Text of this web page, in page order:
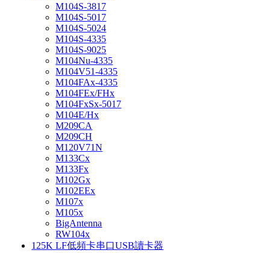
M104S-3817
M104S-5017
M104S-5024
M104S-4335
M104S-9025
M104Nu-4335
M104V51-4335
M104FAx-4335
M104FEx/FHx
M104FxSx-5017
M104E/Hx
M209CA
M209CH
M120V71N
M133Cx
M133Fx
M102Gx
M102EEx
M107x
M105x
BigAntenna
RW104x
125K LF低頻卡串口USB讀卡器